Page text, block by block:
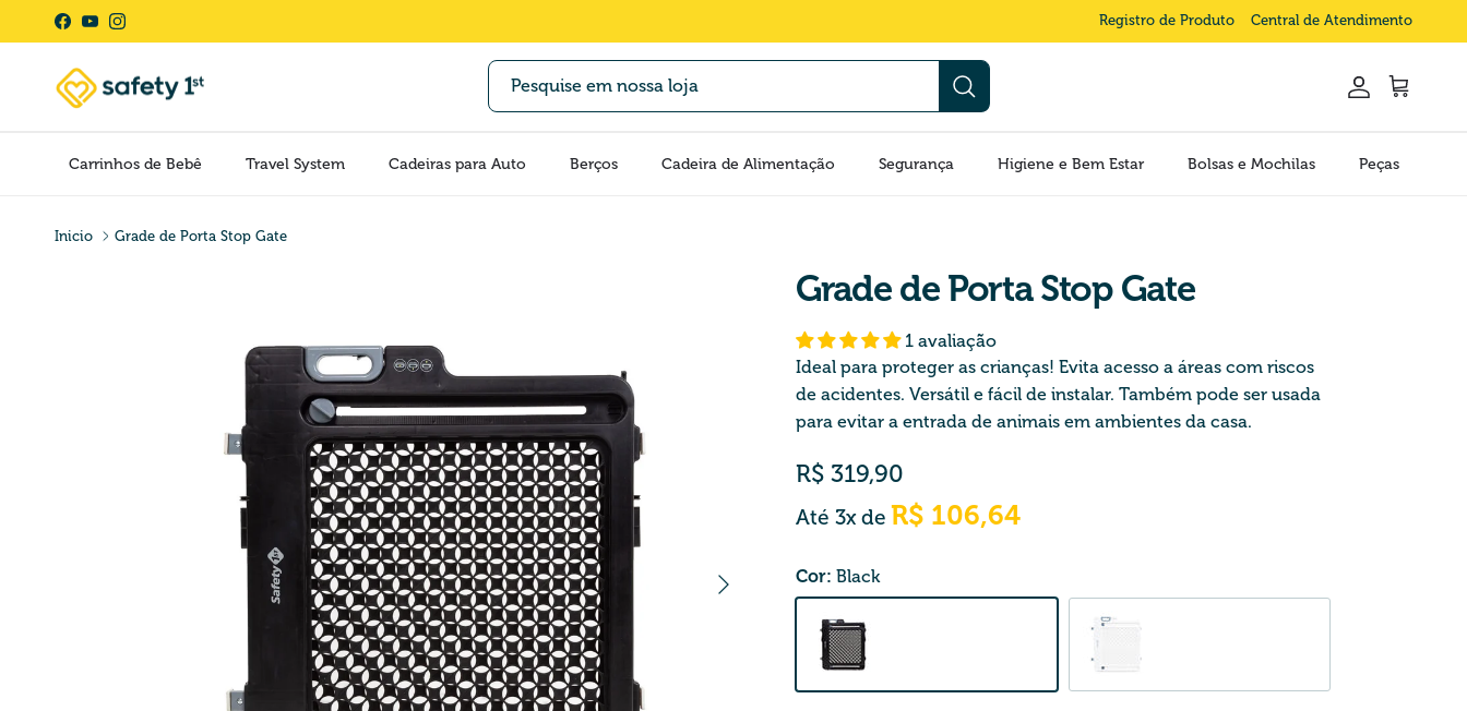
Pular para o conteúdo
Facebook
YouTubeInstagram Registro de Produto Central de Atendimento
Conta Carrinho
Carrinhos de Bebê Travel System Cadeiras para Auto Berços Cadeira de Alimentação Segurança Higiene e Bem Estar Bolsas e Mochilas Peças
Inicio Grade de Porta Stop Gate
Próximo
Grade de Porta Stop Gate
1 avaliação
Ideal para proteger as crianças! Evita acesso a áreas com riscos
de acidentes. Versátil e fácil de instalar. Também pode ser usada
para evitar a entrada de animais em ambientes da casa.
Preço normal
R$ 319,90
Até 3x de R$ 106,64
Cor: Black
Black White